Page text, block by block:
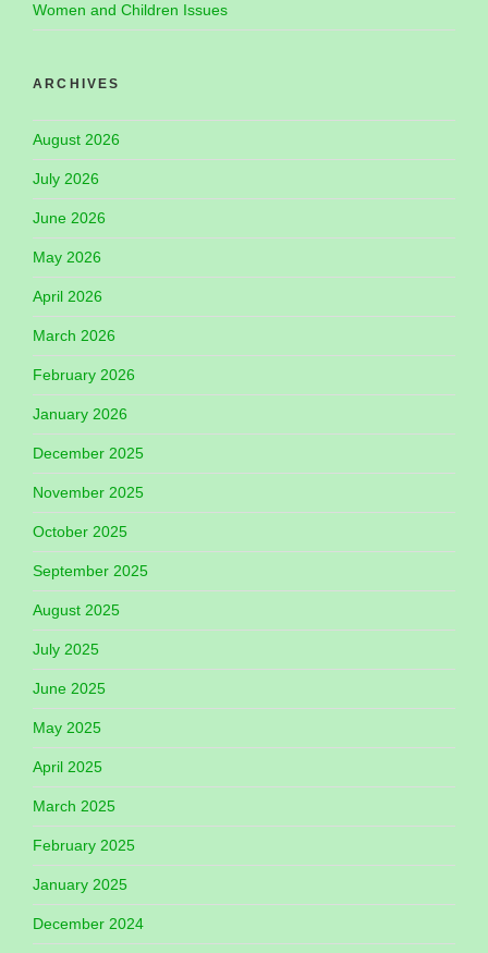
Women and Children Issues
ARCHIVES
August 2026
July 2026
June 2026
May 2026
April 2026
March 2026
February 2026
January 2026
December 2025
November 2025
October 2025
September 2025
August 2025
July 2025
June 2025
May 2025
April 2025
March 2025
February 2025
January 2025
December 2024